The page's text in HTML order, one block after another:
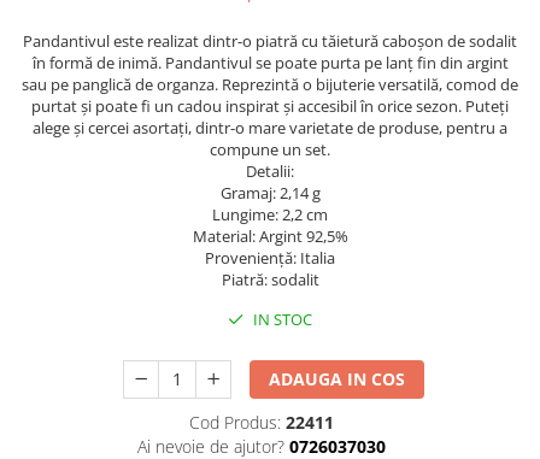
Pandantivul este realizat dintr-o piatră cu tăietură caboșon de sodalit
în formă de inimă. Pandantivul se poate purta pe lanț fin din argint
sau pe panglică de organza. Reprezintă o bijuterie versatilă, comod de
purtat și poate fi un cadou inspirat și accesibil în orice sezon. Puteți
alege și cercei asortați, dintr-o mare varietate de produse, pentru a
compune un set.
Detalii:
Gramaj: 2,14 g
Lungime: 2,2 cm
Material: Argint 92,5%
Provenienţă: Italia
Piatră: sodalit
IN STOC
ADAUGA IN COS
Cod Produs: 22411
Ai nevoie de ajutor? 0726037030